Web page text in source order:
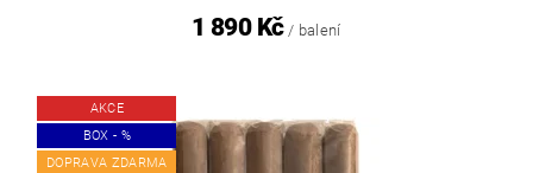
1 890 Kč / balení
AKCE
BOX - %
DOPRAVA ZDARMA